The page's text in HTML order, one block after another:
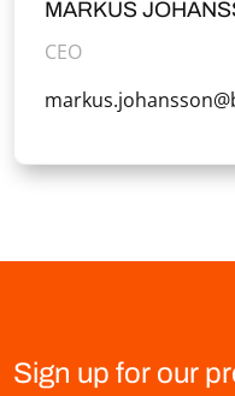
MARKUS
CEO
Sign up for our